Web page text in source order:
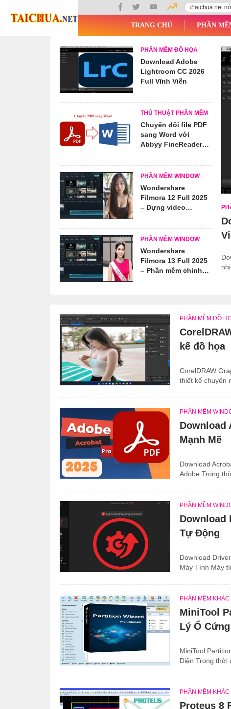
#taichua.net
TRANG CHỦ PHẦN
PHẦN MỀM ĐỒ HỌA
Download Adobe
Lightroom CC 2026
Full Vĩnh Viễn
THỦ THUẬT PHẦN MỀM
Chuyển đổi file PDF
sang Word với
Abbyy FineReader
PHẦN MỀM WINDOW
Wondershare
Filmora 12 Full 2025
– Dựng video
PHẦN MỀM WINDOW
Wondershare
Filmora 13 Full 2025
– Phần mềm chỉnh
PHẦN MỀM ĐỒ
kế đồ họa
CorelDRAW
thiết kế chuyên
PHẦN MỀM
Download
Mạnh Mẽ
Download
Adobe Trong
PHẦN MỀM
Download
Tự Động
Download
Máy Tính Máy
PHẦN MỀM KHÁC
MiniTool
Lý Ổ Cứng
MiniTool
Diện Trong thời
PHẦN MỀM KHÁC
Proteus 8